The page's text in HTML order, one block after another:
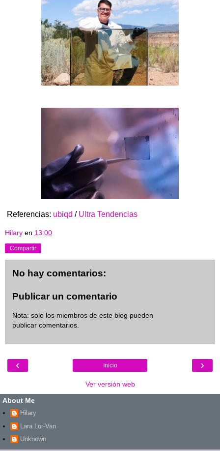
Referencias: ubiqd / Ultra Tendencias
Hilary en 13:00
Compartir
No hay comentarios:
Publicar un comentario
Nota: solo los miembros de este blog pueden
publicar comentarios.
‹ ›
Inicio
Ver versión web
About Me
Hilary
Lara Lor-Van
Unknown